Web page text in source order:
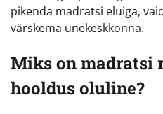
pikenda madratsi eluiga,
värskema unekeskkonna.
Miks on madratsi
hooldus oluline?